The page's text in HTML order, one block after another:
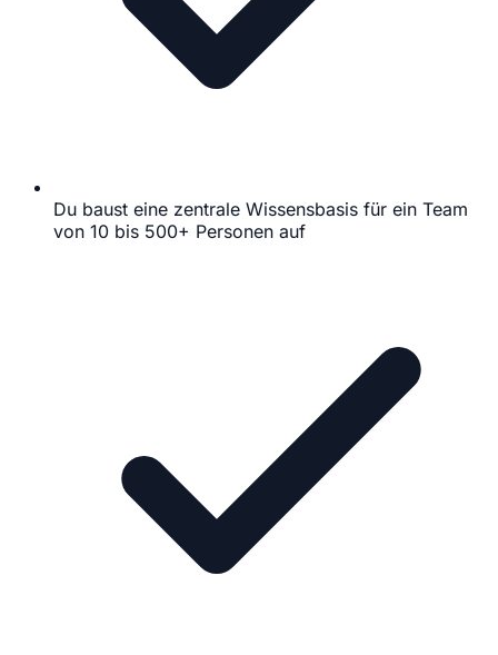
Du baust eine zentrale Wissensbasis für ein Team
von 10 bis 500+ Personen auf